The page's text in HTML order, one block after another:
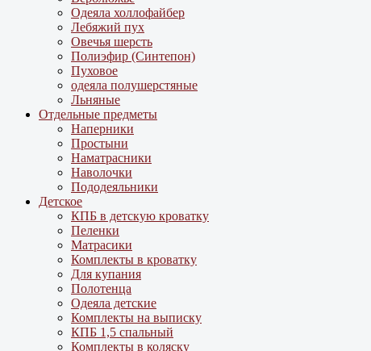
Одеяла холлофайбер
Лебяжий пух
Овечья шерсть
Полиэфир (Синтепон)
Пуховое
одеяла полушерстяные
Льняные
Отдельные предметы
Наперники
Простыни
Наматрасники
Наволочки
Пододеяльники
Детское
КПБ в детскую кроватку
Пеленки
Матрасики
Комплекты в кроватку
Для купания
Полотенца
Одеяла детские
Комплекты на выписку
КПБ 1,5 спальный
Комплекты в коляску